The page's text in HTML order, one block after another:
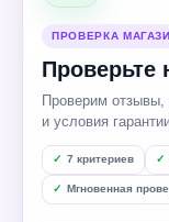
ПРОВЕРКА
Проверьте
Проверим отзывы,
и условия
7 критериев
Мгновенная